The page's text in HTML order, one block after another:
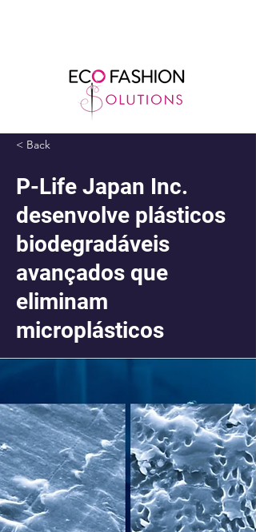
< Back
P-Life Japan Inc.
desenvolve plásticos
biodegradáveis ​​
avançados que
eliminam
microplásticos